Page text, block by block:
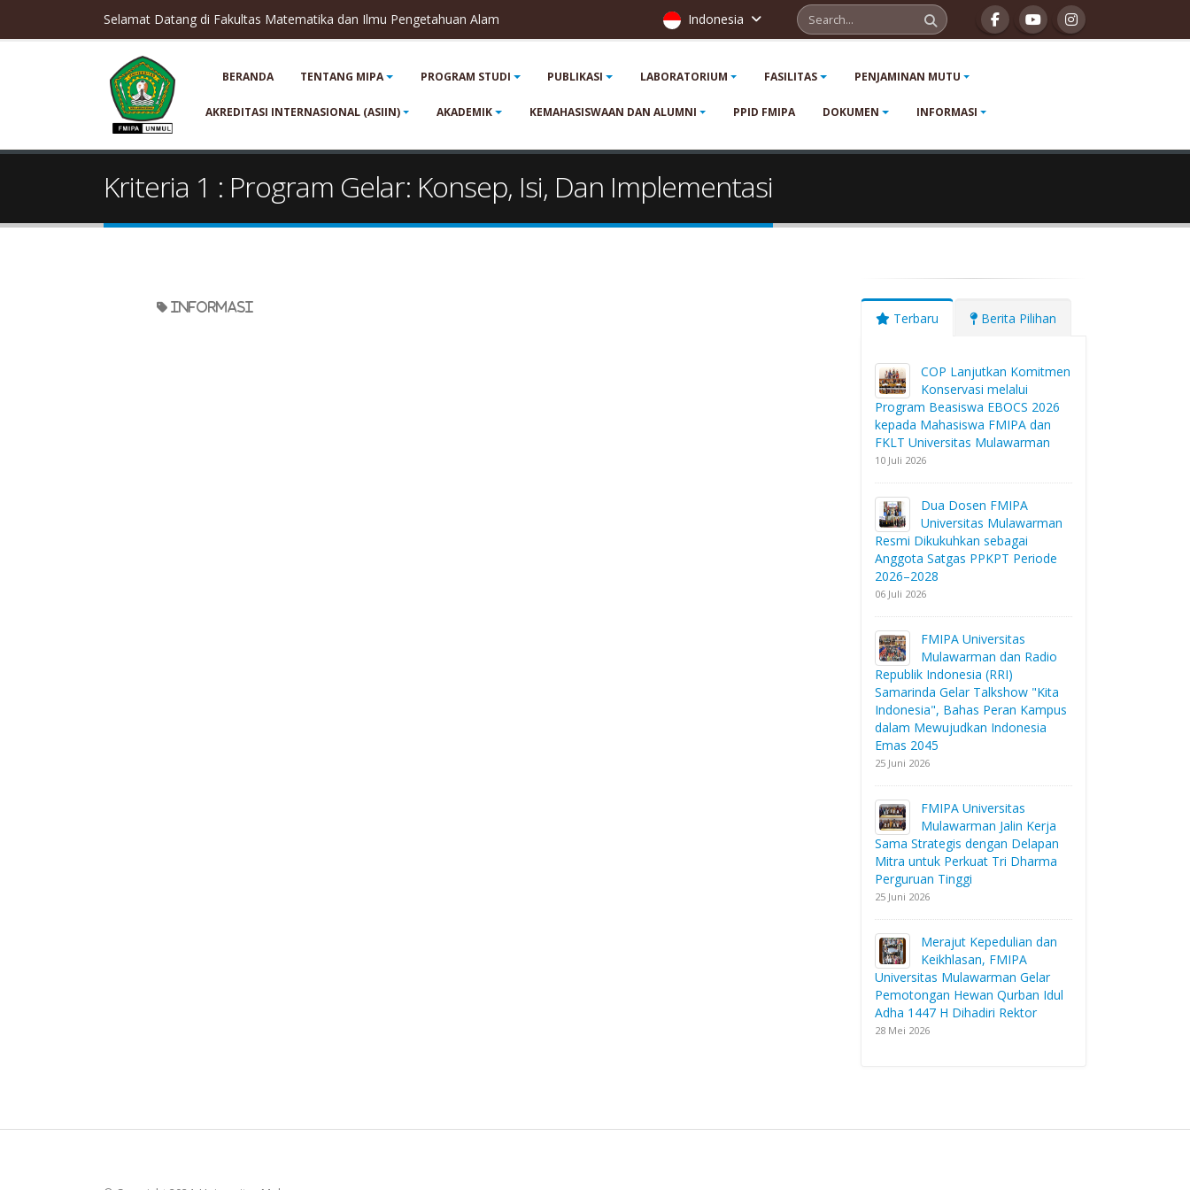
Selamat Datang di Fakultas Matematika dan Ilmu Pengetahuan Alam Indonesia
BERANDA TENTANG MIPA PROGRAM STUDI PUBLIKASI LABORATORIUM FASILITAS PENJAMINAN MUTU
AKREDITASI INTERNASIONAL (ASIIN) AKADEMIK KEMAHASISWAAN DAN ALUMNI PPID FMIPA DOKUMEN INFORMASI
Kriteria 1 : Program Gelar: Konsep, Isi, Dan Implementasi
informasi
Terbaru Berita Pilihan
COP Lanjutkan Komitmen
Konservasi melalui
Program Beasiswa EBOCS 2026
kepada Mahasiswa FMIPA dan
FKLT Universitas Mulawarman
10 Juli 2026
Dua Dosen FMIPA
Universitas Mulawarman
Resmi Dikukuhkan sebagai
Anggota Satgas PPKPT Periode
2026–2028
06 Juli 2026
FMIPA Universitas
Mulawarman dan Radio
Republik Indonesia (RRI)
Samarinda Gelar Talkshow "Kita
Indonesia", Bahas Peran Kampus
dalam Mewujudkan Indonesia
Emas 2045
25 Juni 2026
FMIPA Universitas
Mulawarman Jalin Kerja
Sama Strategis dengan Delapan
Mitra untuk Perkuat Tri Dharma
Perguruan Tinggi
25 Juni 2026
Merajut Kepedulian dan
Keikhlasan, FMIPA
Universitas Mulawarman Gelar
Pemotongan Hewan Qurban Idul
Adha 1447 H Dihadiri Rektor
28 Mei 2026